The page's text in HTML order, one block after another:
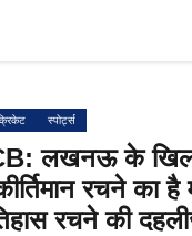
स्पोर्ट्स
लखनऊ के
रचने का है
रचने की